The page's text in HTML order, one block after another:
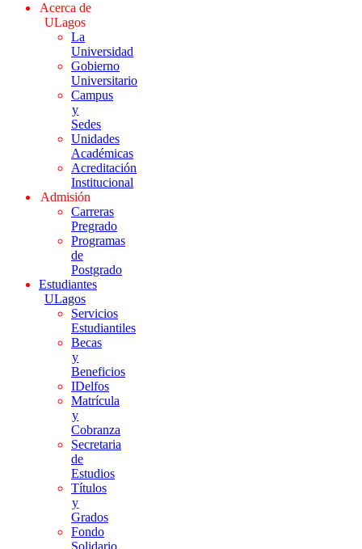
Acerca de
ULagos
La
Universidad
Gobierno
Universitario
Campus
y
Sedes
Unidades
Académicas
Acreditación
Institucional
Admisión
Carreras
Pregrado
Programas
de
Postgrado
Estudiantes
ULagos
Servicios
Estudiantiles
Becas
y
Beneficios
IDelfos
Matrícula
y
Cobranza
Secretaria
de
Estudios
Títulos
y
Grados
Fondo
Solidario